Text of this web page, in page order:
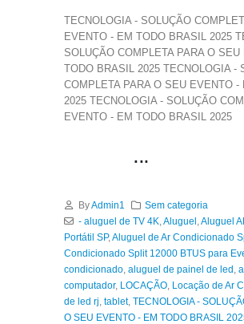
TECNOLOGIA - SOLUÇÃO
EVENTO - EM TODO BRASIL 2025
SOLUÇÃO COMPLETA PARA O
TODO BRASIL 2025 TECNOLOGIA -
COMPLETA PARA O SEU EVENTO -
2025 TECNOLOGIA - SOLUÇÃO
EVENTO - EM TODO BRASIL 2025
...
ByAdmin1
Sem categoria
- aluguel de TV 4K Aluguel
Aluguel
Portátil SP, Aluguel de Ar Condicionado
Condicionado Split 12000 BTUS para
condicionado aluguel de painel de led
computador, LOCAÇÃO Locação de Ar
de led rj tablet, TECNOLOGIA -
O SEU EVENTO - EM TODO BRASIL